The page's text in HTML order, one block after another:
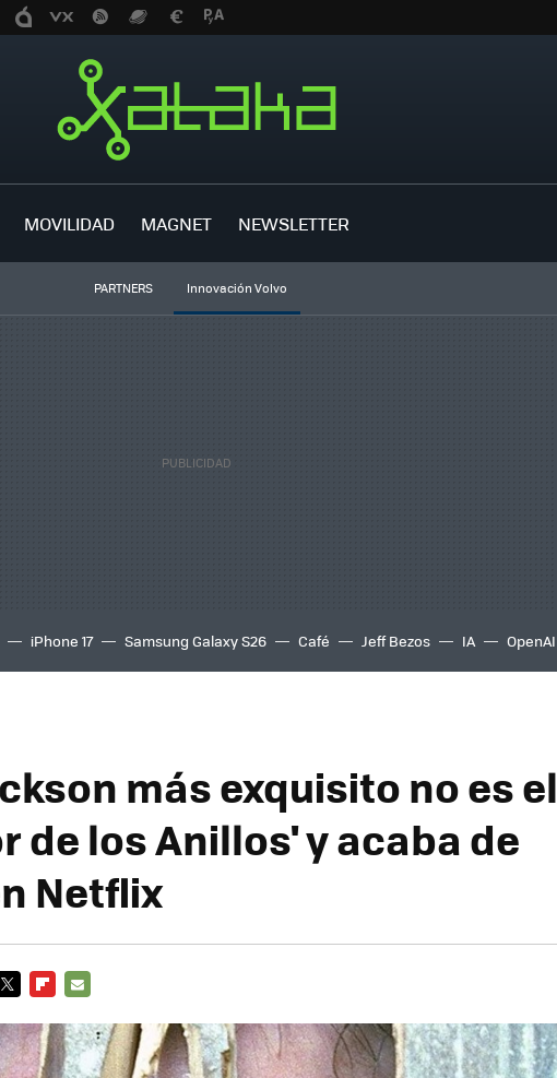
MOVILIDAD MAGNET NEWSLETTER
PARTNERS Innovación Volvo
iPhone 17 Samsung Galaxy S26 Café Jeff Bezos IA OpenAI
más exquisito no es el
de los Anillos' y acaba de
Netflix
MAIL